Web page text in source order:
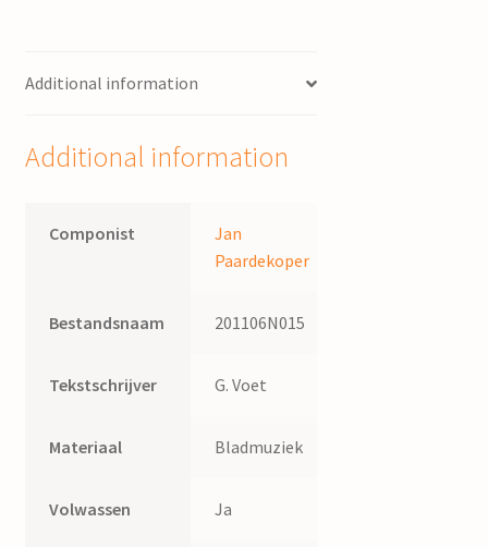
:
G.
Additional information
Additional information
Componist
Jan
Paardekoper
Bestandsnaam 201106N015
Tekstschrijver G. Voet
Materiaal Bladmuziek
Volwassen Ja